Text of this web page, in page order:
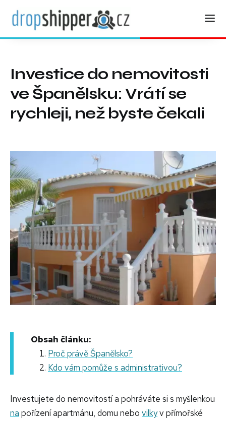
Investice do nemovitosti
ve Španělsku: Vrátí se
rychleji, než byste čekali
Obsah článku:
Proč právě Španělsko?
Kdo vám pomůže s administrativou?
Investujete do nemovitostí a pohráváte si s myšlenkou
na pořízení apartmánu, domu nebo vilkyv přímořské